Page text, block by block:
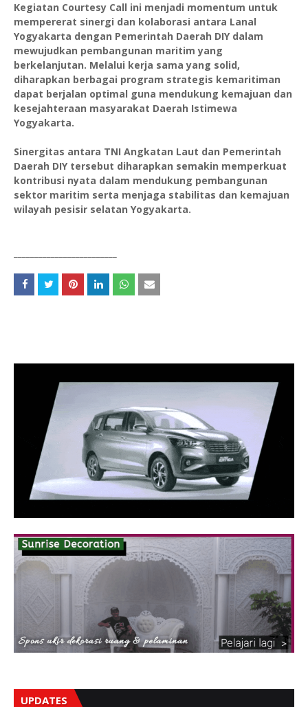
Kegiatan Courtesy Call ini menjadi momentum untuk
mempererat sinergi dan kolaborasi antara Lanal
Yogyakarta dengan Pemerintah Daerah DIY dalam
mewujudkan pembangunan maritim yang
berkelanjutan. Melalui kerja sama yang solid,
diharapkan berbagai program strategis kemaritiman
dapat berjalan optimal guna mendukung kemajuan dan
kesejahteraan masyarakat Daerah Istimewa
Yogyakarta.
Sinergitas antara TNI Angkatan Laut dan Pemerintah
Daerah DIY tersebut diharapkan semakin memperkuat
kontribusi nyata dalam mendukung pembangunan
sektor maritim serta menjaga stabilitas dan kemajuan
wilayah pesisir selatan Yogyakarta.
UPDATES